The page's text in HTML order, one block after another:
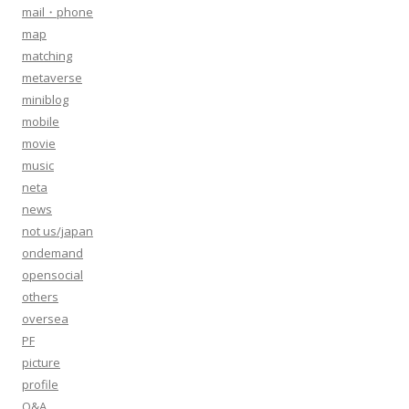
mail・phone
map
matching
metaverse
miniblog
mobile
movie
music
neta
news
not us/japan
ondemand
opensocial
others
oversea
PF
picture
profile